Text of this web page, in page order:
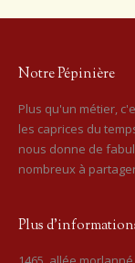
Notre Pépinière
Plus qu'un métier,
les caprices du
nous donne de
nombreux à
Plus